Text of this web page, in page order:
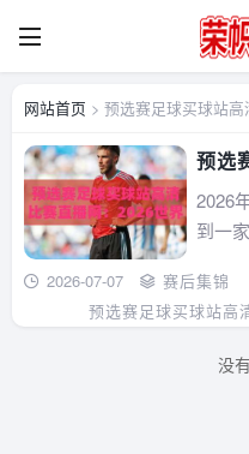
网站首页 > 预选赛足球买球站
预选
网：
2026
到一
发，
清比
链接
2026-07-07
赛后集锦
预选赛足球买球站高
没